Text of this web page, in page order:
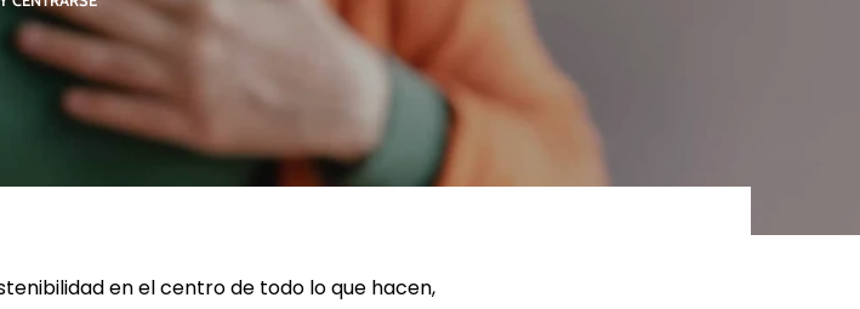
LEER MÁS LEER MÁS
en el centro de todo lo que hacen,